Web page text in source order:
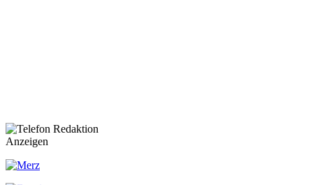
Anzeigen